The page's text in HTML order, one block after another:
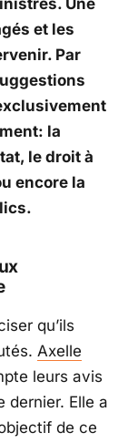
et les
Par
la
le droit à
encore la
qu’ils
Axelle
leurs avis
dernier. Elle a
de ce